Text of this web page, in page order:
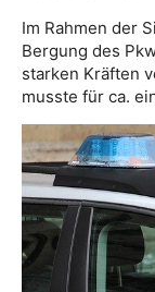
Im Rahmen der
Bergung des
starken Kräften
musste für ca.